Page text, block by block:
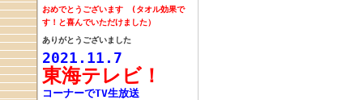
おめでとうございます
(タオル効果で
す！と喜んでいただけました）
ありがとうございました
2021.11.7
東海テレビ！
コーナーでTV生放送